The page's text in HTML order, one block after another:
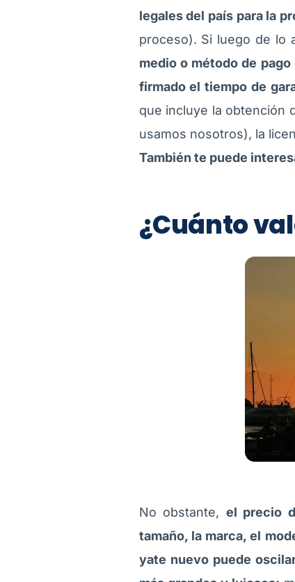
legales del país para la
proceso). Si luego de lo
medio o método de
firmado el tiempo de
que incluye la obtención
usamos nosotros), la
También te puede
¿Cuánto
No obstante, el precio
tamaño, la marca, el
yate nuevo puede